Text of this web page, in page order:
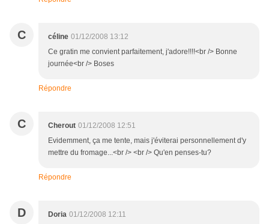
C céline 01/12/2008 13:12
Ce gratin me convient parfaitement, j'adore!!!!<br /> Bonne
journée<br /> Boses
Répondre
C Cherout 01/12/2008 12:51
Evidemment, ça me tente, mais j'éviterai personnellement d'y
mettre du fromage...<br /> <br /> Qu'en penses-tu?
Répondre
D Doria 01/12/2008 12:11